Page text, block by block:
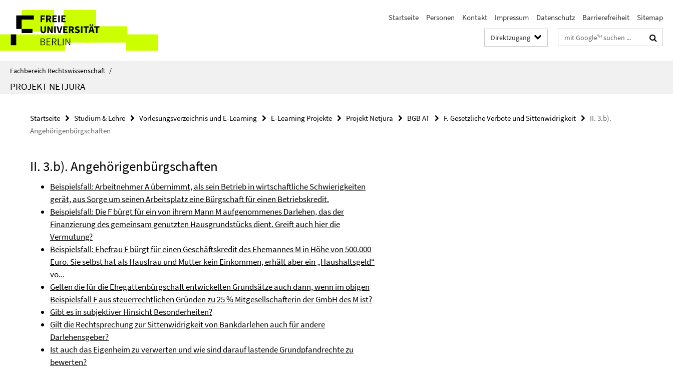
direkt
Inhalt
Service-
Navigation
Startseite Personen Kontakt Impressum Datenschutz Barrierefreiheit Sitemap
Direktzugang Suchbegriffe
Fachbereich Rechtswissenschaft /
PROJEKT NETJURA
Startseite Studium & Lehre Vorlesungsverzeichnis und E-Learning E-Learning Projekte Projekt Netjura BGB AT F. Gesetzliche Verbote und Sittenwidrigkeit
II. 3.b).
Angehörigenbürgschaften
II. 3.b). Angehörigenbürgschaften
Beispielsfall: Arbeitnehmer A übernimmt, als sein Betrieb in wirtschaftliche Schwierigkeiten
gerät, aus Sorge um seinen Arbeitsplatz eine Bürgschaft für einen Betriebskredit.
Beispielsfall: Die F bürgt für ein von ihrem Mann M aufgenommenes Darlehen, das der
Finanzierung des gemeinsam genutzten Hausgrundstücks dient. Greift auch hier die
Vermutung?
Beispielsfall: Ehefrau F bürgt für einen Geschäftskredit des Ehemannes M in Höhe von 500.000
Euro. Sie selbst hat als Hausfrau und Mutter kein Einkommen, erhält aber ein „Haushaltsgeld“
vo...
Gelten die für die Ehegattenbürgschaft entwickelten Grundsätze auch dann, wenn im obigen
Beispielsfall F aus steuerrechtlichen Gründen zu 25 % Mitgesellschafterin der GmbH des M ist?
Gibt es in subjektiver Hinsicht Besonderheiten?
Gilt die Rechtsprechung zur Sittenwidrigkeit von Bankdarlehen auch für andere
Darlehensgeber?
Ist auch das Eigenheim zu verwerten und wie sind darauf lastende Grundpfandrechte zu
bewerten?